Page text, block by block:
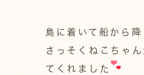
島に着いて船から降
さっそくねこちゃ
てくれました